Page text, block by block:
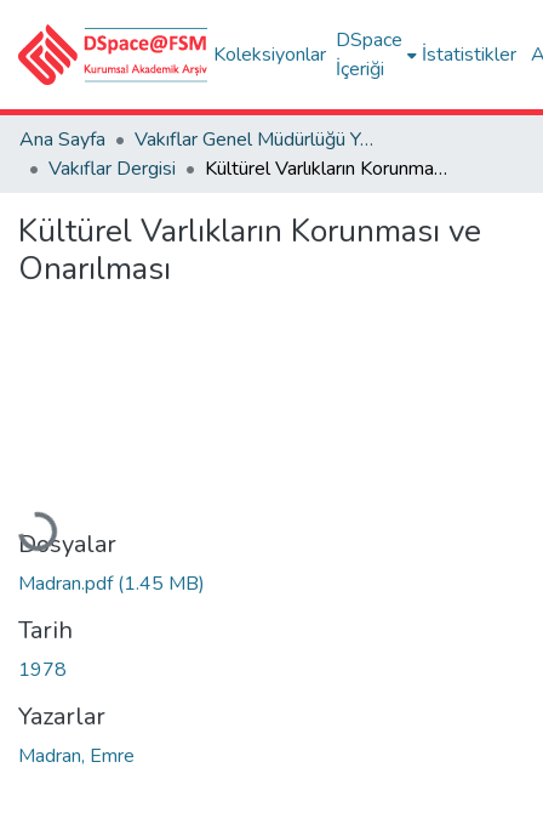
Koleksiyonlar
DSpace
İçeriği
İstatistikler
Ana Sayfa
Vakıflar Genel Müdürlüğü Yayınları
Vakıflar Dergisi
Kültürel Varlıkların Korunması ve Onarılması
Kültürel Varlıkların Korunması ve
Onarılması
Yükleniyor...
Dosyalar
Madran.pdf(1.45 MB)
Tarih
1978
Yazarlar
Madran, Emre